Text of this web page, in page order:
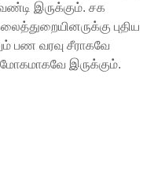
இருக்கும். சக
புதிய
பண வரவு சீராகவே
இருக்கும்.